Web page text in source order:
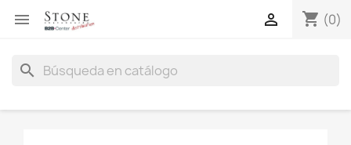
 shopping_cart (0)

search